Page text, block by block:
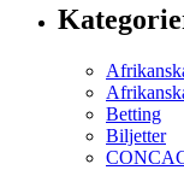
Betting
Biljetter